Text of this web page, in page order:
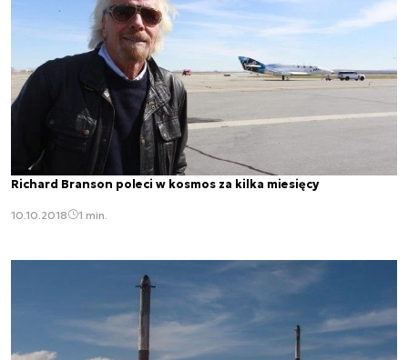
Richard Branson poleci w kosmos za kilka miesięcy
10.10.2018 1 min.